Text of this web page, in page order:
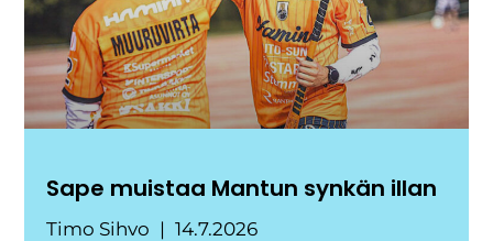
Sape muistaa Mantun synkän illan
Timo Sihvo 14.7.2026